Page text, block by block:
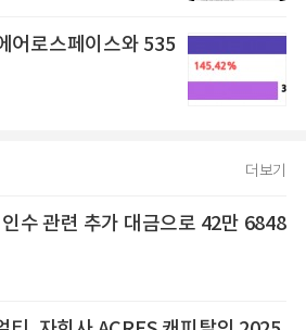
어로스페이스와 535
더보기
수 관련 추가 대금으로 42만 6848